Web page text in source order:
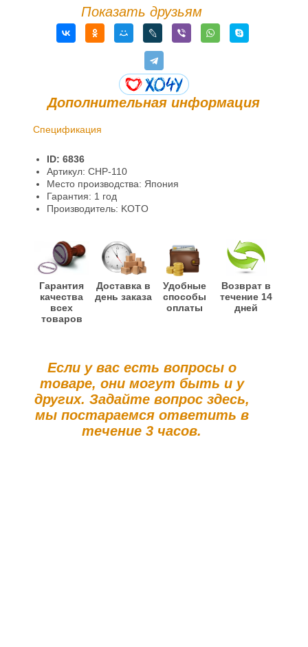
Показать друзьям
Дополнительная информация
Спецификация
Гарантии и возврат
ID: 6836
Артикул: CHP-110
Место производства: Япония
Гарантия: 1 год
Производитель: KOTO
Гарантия
качества
всех
товаров
Доставка в
день заказа
Удобные
способы
оплаты
Возврат в
течение 14
дней
Если у вас есть вопросы о
товаре, они могут быть и у
других. Задайте вопрос здесь,
мы постараемся ответить в
течение 3 часов.